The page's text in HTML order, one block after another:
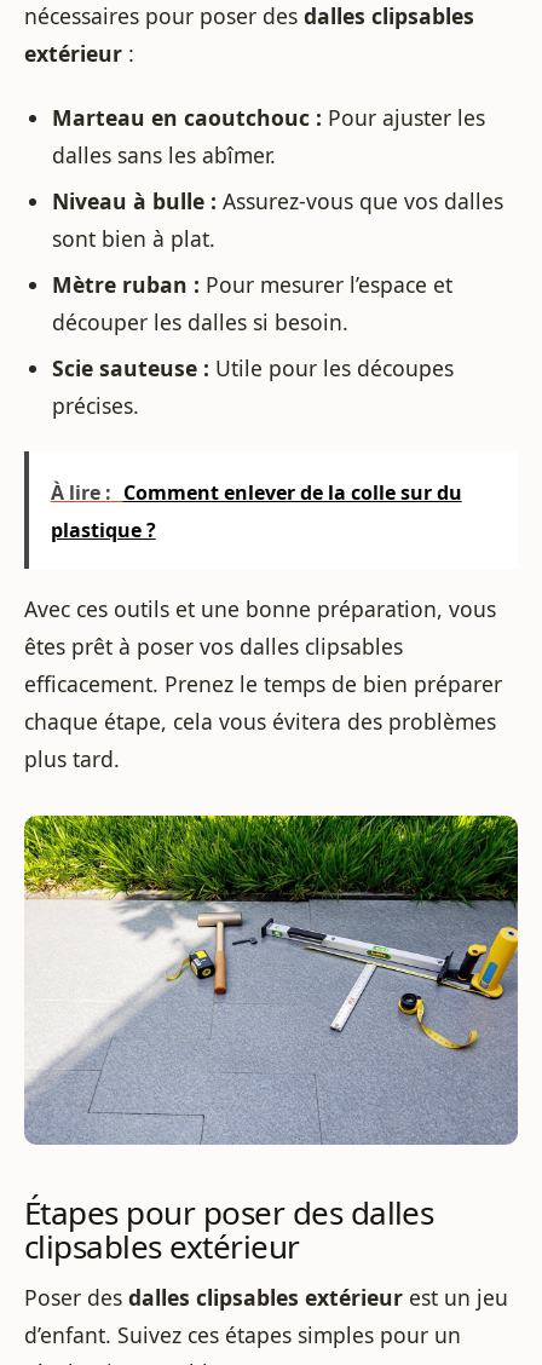
nécessaires pour poser des dalles clipsables
extérieur :
Marteau en caoutchouc : Pour ajuster les
dalles sans les abîmer.
Niveau à bulle : Assurez-vous que vos dalles
sont bien à plat.
Mètre ruban : Pour mesurer l’espace et
découper les dalles si besoin.
Scie sauteuse : Utile pour les découpes
précises.
À lire : Comment enlever de la colle sur du
plastique ?
Avec ces outils et une bonne préparation, vous
êtes prêt à poser vos dalles clipsables
efficacement. Prenez le temps de bien préparer
chaque étape, cela vous évitera des problèmes
plus tard.
Étapes pour poser des dalles
clipsables extérieur
Poser des dalles clipsables extérieur est un jeu
d’enfant. Suivez ces étapes simples pour un